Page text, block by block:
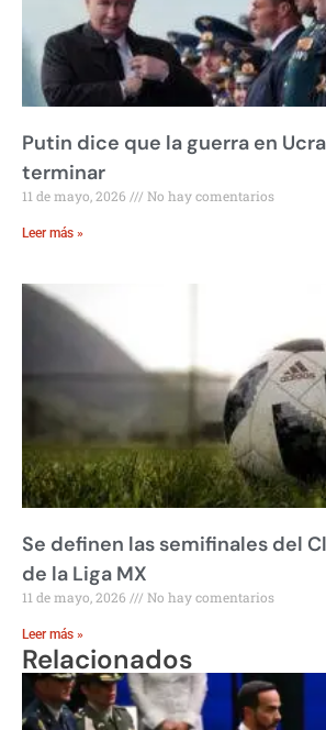
Putin dice que la guerra en
terminar
11 de mayo, 2026 No hay comentarios
Leer más »
Se definen las semifinales del
de la Liga MX
11 de mayo, 2026 No hay comentarios
Leer más »
Relacionados